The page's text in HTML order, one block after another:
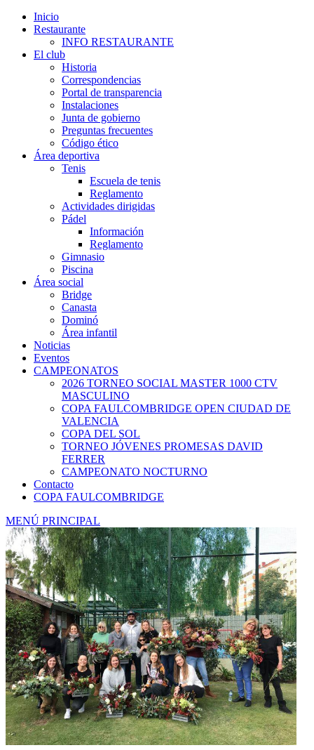
Inicio
Restaurante
INFO RESTAURANTE
El club
Historia
Correspondencias
Portal de transparencia
Instalaciones
Junta de gobierno
Preguntas frecuentes
Código ético
Área deportiva
Tenis
Escuela de tenis
Reglamento
Actividades dirigidas
Pádel
Información
Reglamento
Gimnasio
Piscina
Área social
Bridge
Canasta
Dominó
Área infantil
Noticias
Eventos
CAMPEONATOS
2026 TORNEO SOCIAL MASTER 1000 CTV
MASCULINO
COPA FAULCOMBRIDGE OPEN CIUDAD DE
VALENCIA
COPA DEL SOL
TORNEO JÓVENES PROMESAS DAVID
FERRER
CAMPEONATO NOCTURNO
Contacto
COPA FAULCOMBRIDGE
MENÚ PRINCIPAL